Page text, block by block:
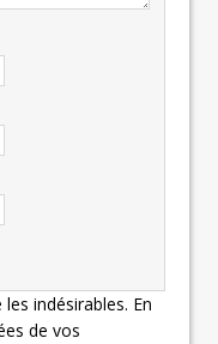
indésirables. En
de vos